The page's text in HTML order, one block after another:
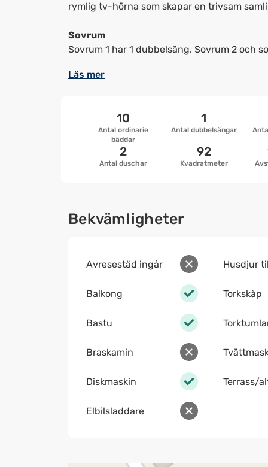
rymlig tv-hörna som skapar en trivsam
Sovrum
Sovrum 1 har 1 dubbelsäng. Sovrum 2 och
Läs mer
Antal ordinarie
bäddar
10
Antal dubbelsängar
1
Antal duschar
2
Kvadratmeter
92
Bekvämligheter
Avresestäd ingår
Balkong
Bastu
Braskamin
Diskmaskin
Elbilsladdare
Husdjur
Torkskåp
Terrass/